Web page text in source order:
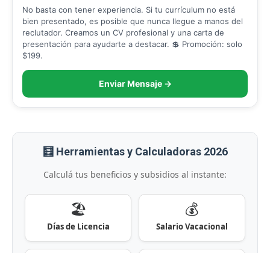
No basta con tener experiencia. Si tu currículum no está
bien presentado, es posible que nunca llegue a manos del
reclutador. Creamos un CV profesional y una carta de
presentación para ayudarte a destacar. 💲 Promoción: solo
$199.
Enviar Mensaje →
🧮 Herramientas y Calculadoras 2026
Calculá tus beneficios y subsidios al instante:
🏖️
Días de Licencia
💰
Salario Vacacional